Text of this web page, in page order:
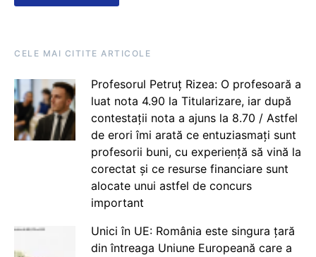
CELE MAI CITITE ARTICOLE
Profesorul Petruț Rizea: O profesoară a
luat nota 4.90 la Titularizare, iar după
contestații nota a ajuns la 8.70 / Astfel
de erori îmi arată ce entuziasmați sunt
profesorii buni, cu experiență să vină la
corectat și ce resurse financiare sunt
alocate unui astfel de concurs
important
Unici în UE: România este singura țară
din întreaga Uniune Europeană care a